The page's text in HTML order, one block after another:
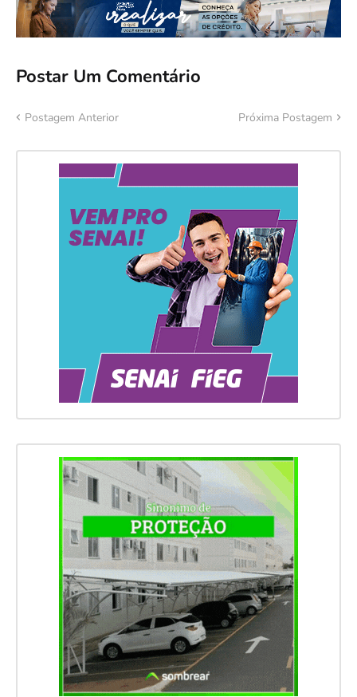
Postar Um Comentário
Postagem Anterior Próxima Postagem